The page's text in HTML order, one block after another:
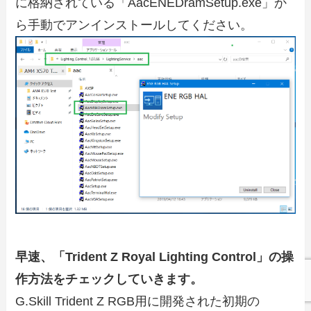
に格納されている「AacENEDramSetup.exe」か
ら手動でアンインストールしてください。
早速、「Trident Z Royal Lighting Control」の操
作方法をチェックしていきます。
G.Skill Trident Z RGB用に開発された初期の